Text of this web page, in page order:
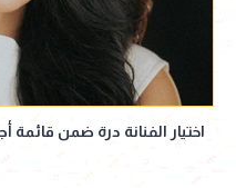
اختيار الفنانة درة ضمن قائمة أجمل 100 وجه في العالم